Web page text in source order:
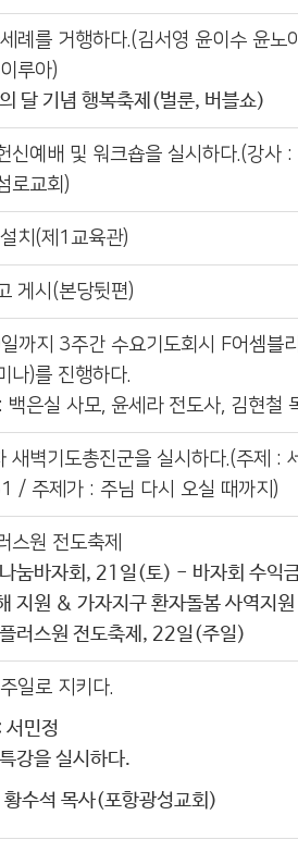
례를 거행하다.(김서영 윤이수 윤노
루아)
달 기념 행복축제(벌룬, 버블쇼)
신예배 및 워크숍을 실시하다.(강사
로교회)
치(제1교육관)
게시(본당뒷편)
까지 3주간 수요기도회시 F어셈블
나)를 진행하다.
백은실 사모, 윤세라 전도사, 김현철
새벽기도총진군을 실시하다.(주제 :
/ 주제가 : 주님 다시 오실 때까지)
스원 전도축제
눔바자회, 21일(토) - 바자회 수익
지원 & 가자지구 환자돌봄 사역지원
러스원 전도축제, 22일(주일)
일로 지키다.
민정
강을 실시하다.
수석 목사(포항광성교회)